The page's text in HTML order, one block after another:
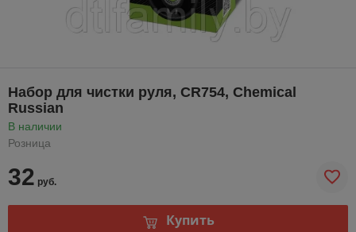
Набор для чистки руля, CR754, Chemical
Russian
В наличии
Розница
32 руб.
Купить